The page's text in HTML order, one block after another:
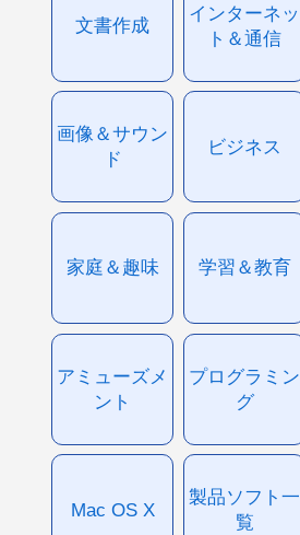
文書作成
インターネッ
ト＆通信
画像＆サウン
ド
ビジネス
家庭＆趣味 学習＆教育
アミューズメ
ント
プログラミン
グ
Mac OS X
製品ソフト一
覧